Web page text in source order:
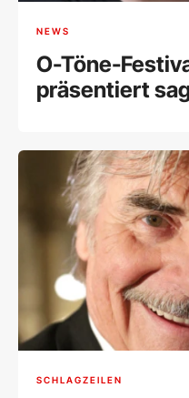
NEWS
O-Töne-
präsentiert
SCHLAGZEILEN